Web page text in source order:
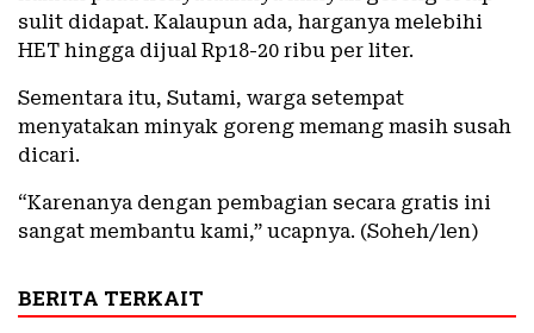
sulit didapat. Kalaupun ada, harganya melebihi
HET hingga dijual Rp18-20 ribu per liter.
Sementara itu, Sutami, warga setempat
menyatakan minyak goreng memang masih susah
dicari.
“Karenanya dengan pembagian secara gratis ini
sangat membantu kami,” ucapnya. (Soheh/len)
BERITA TERKAIT